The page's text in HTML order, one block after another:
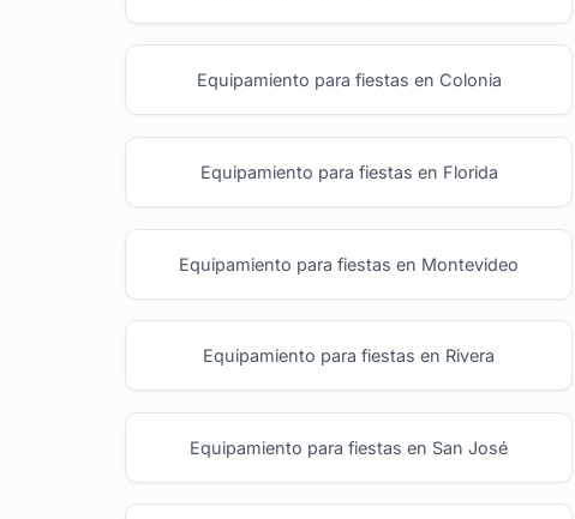
Equipamiento para fiestas en Colonia
Equipamiento para fiestas en Florida
Equipamiento para fiestas en Montevideo
Equipamiento para fiestas en Rivera
Equipamiento para fiestas en San José